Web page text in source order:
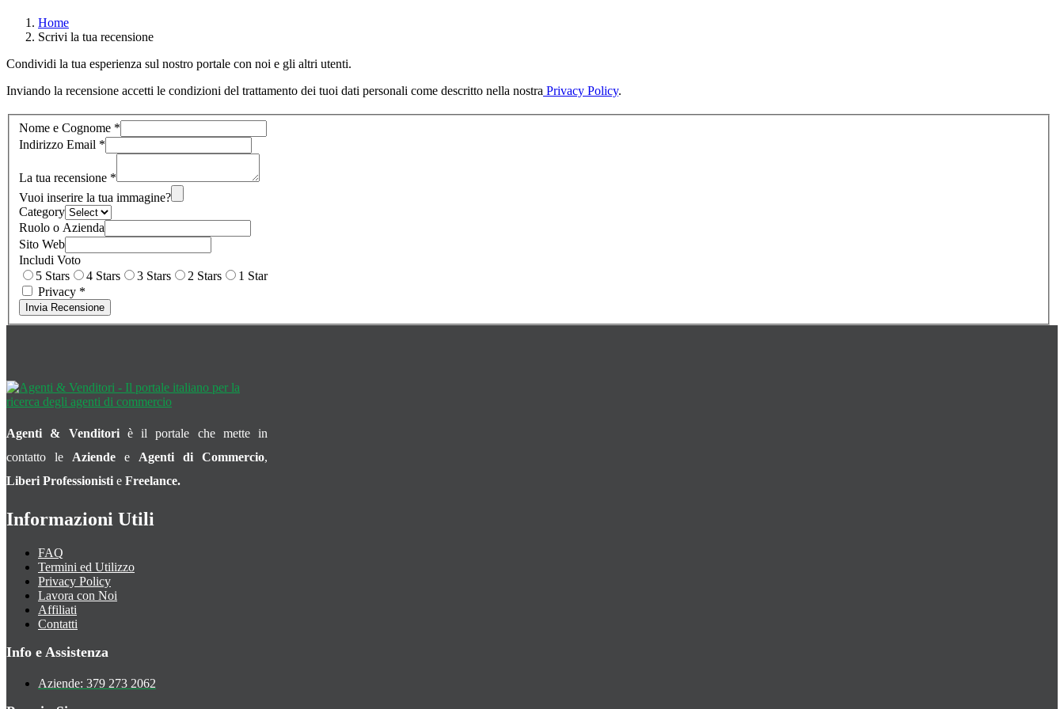
Home
Scrivi la tua recensione
Condividi la tua esperienza sul nostro portale con noi e gli altri utenti.
Inviando la recensione accetti le condizioni del trattamento dei tuoi dati personali come descritto nella nostra Privacy Policy.
Nome e Cognome *
Indirizzo Email *
La tua recensione *
Vuoi inserire la tua immagine?
Category
Ruolo o Azienda
Sito Web
Includi Voto
5 Stars
4 Stars 3 Stars 2 Stars
1 Star
Privacy *
Agenti & Venditoriè il portale che mette in
contatto le Aziende e Agenti di Commercio,
Liberi Professionisti e Freelance.
Informazioni Utili
FAQ
Termini ed Utilizzo
Privacy Policy
Lavora con Noi
Affiliati
Contatti
Info e Assistenza
Aziende: 379 273 2062